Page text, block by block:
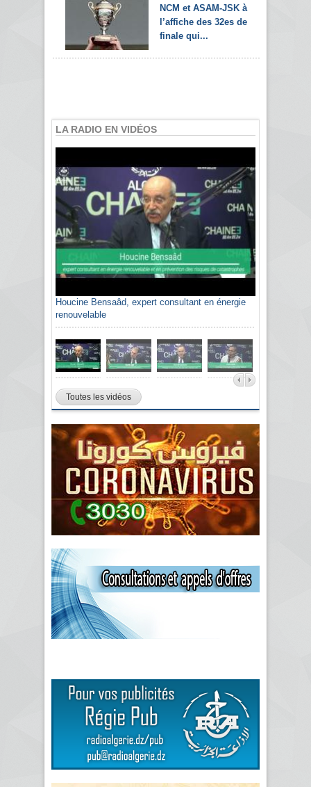
NCM et ASAM-JSK à
l’affiche des 32es de
finale qui...
LA RADIO EN VIDÉOS
Houcine Bensaâd, expert consultant en énergie
renouvelable
Toutes les vidéos